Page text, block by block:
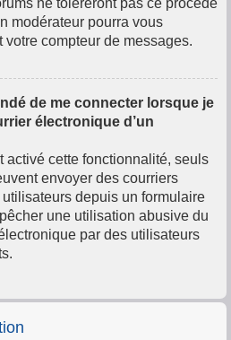
ne toléreront pas ce procédé
modérateur pourra vous
compteur de messages.
de me connecter lorsque je
électronique d’un
activé cette fonctionnalité, seuls
envoyer des courriers
depuis un formulaire
une utilisation abusive du
par des utilisateurs